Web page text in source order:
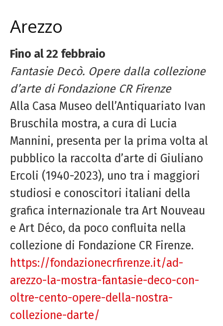
Arezzo
Fino al 22 febbraio
Fantasie Decò. Opere dalla collezione
d’arte di Fondazione CR Firenze
Alla Casa Museo dell’Antiquariato Ivan
Bruschila mostra, a cura di Lucia
Mannini, presenta per la prima volta al
pubblico la raccolta d’arte di Giuliano
Ercoli (1940-2023), uno tra i maggiori
studiosi e conoscitori italiani della
grafica internazionale tra Art Nouveau
e Art Déco, da poco confluita nella
collezione di Fondazione CR Firenze.
https://fondazionecrfirenze.it/ad-
arezzo-la-mostra-fantasie-deco-con-
oltre-cento-opere-della-nostra-
collezione-darte/